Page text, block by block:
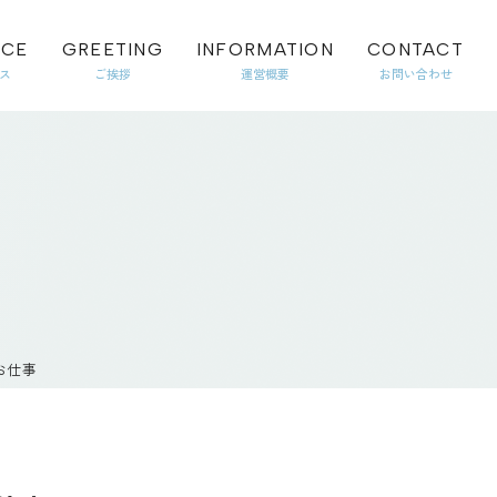
GREETING INFORMATION CONTACT
仕事